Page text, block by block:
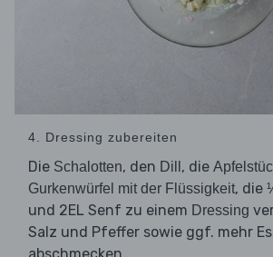
4. Dressing zubereiten
Die Schalotten, den Dill , die
Gurkenwürfel mit der Flüssigkeit, die
und 2EL Senf zu einem Dressing
Salz und Pfeffer sowie ggf. mehr
abschmecken.